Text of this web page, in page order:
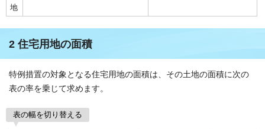
地
2 住宅用地の面積
特例措置の対象となる住宅用地の面積は、その土地の面積に次の
表の率を乗じて求めます。
表の幅を切り替える